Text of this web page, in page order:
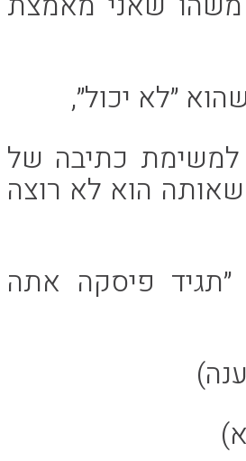
״לא יכול״,
כתיבה של
הוא לא רוצה
״תגיד פיסקה אתה